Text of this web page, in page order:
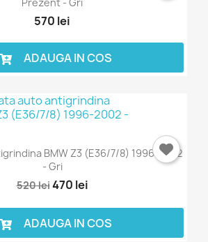
570 lei
ADAUGA IN COS
BMW Z3 (E36/7/8) 1996-2002
- Gri
520 lei470 lei
ADAUGA IN COS
×
in contul de client pentru a salva
de Favorite.